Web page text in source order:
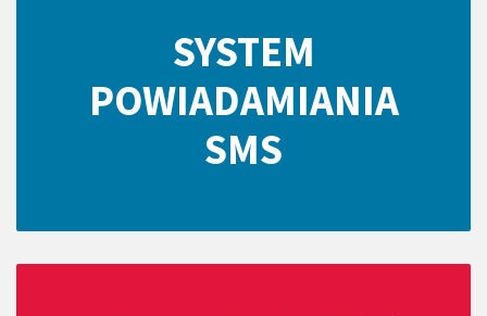
SYSTEM
POWIADAMIANIA
SMS